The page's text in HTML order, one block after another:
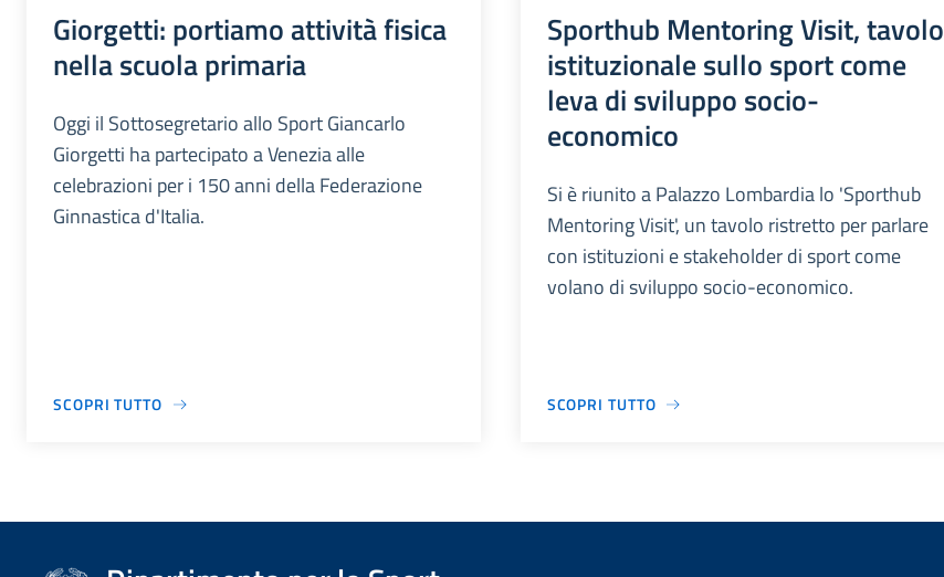
Giorgetti: portiamo attività fisica
nella scuola primaria
Oggi il Sottosegretario allo Sport Giancarlo
Giorgetti ha partecipato a Venezia alle
celebrazioni per i 150 anni della Federazione
Ginnastica d'Italia.
SCOPRI TUTTO
Sporthub Mentoring Visit, tavolo
istituzionale sullo sport come
leva di sviluppo socio-
economico
Si è riunito a Palazzo Lombardia lo 'Sporthub
Mentoring Visit', un tavolo ristretto per parlare
con istituzioni e stakeholder di sport come
volano di sviluppo socio-economico.
SCOPRI TUTTO